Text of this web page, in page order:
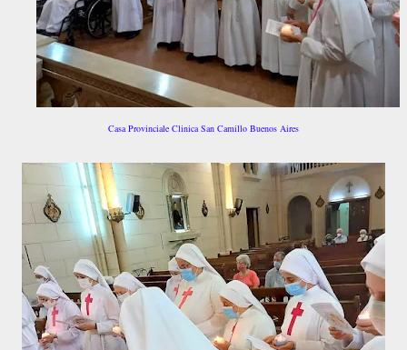
Casa Provinciale Clinica San Camillo Buenos Aires